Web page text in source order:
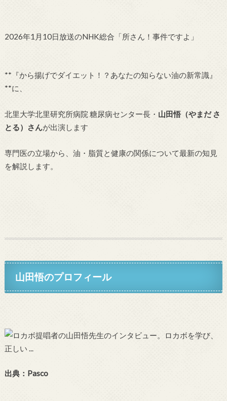
2026年1月10日放送のNHK総合「所さん！事件ですよ」
**『から揚げでダイエット！？あなたの知らない油の新常識』
**に、
北里大学北里研究所病院 糖尿病センター長・ 山田悟（やまだ さ
とる）さんが出演します
専門医の立場から、油・脂質と健康の関係について最新の知見
を解説します。
山田悟のプロフィール
出典：Pasco